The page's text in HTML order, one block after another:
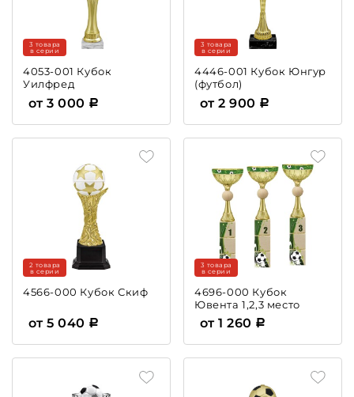
4053-001 Кубок
Уилфред
3 товара
в серии
от 3 000
4446-001 Кубок Юнгур
(футбол)
3 товара
в серии
от 2 900
4566-000 Кубок Скиф
2 товара
в серии
от 5 040
4696-000 Кубок
Ювента 1,2,3 место
3 товара
в серии
от 1 260